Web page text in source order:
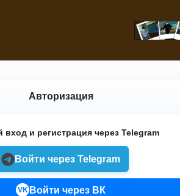
Авторизация
и регистрация через Telegram
Войти через Telegram
VK Войти через ВК